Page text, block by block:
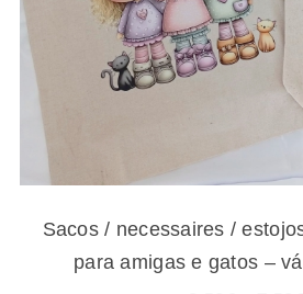
Sacos / necessaires /
para amigas e gatos –